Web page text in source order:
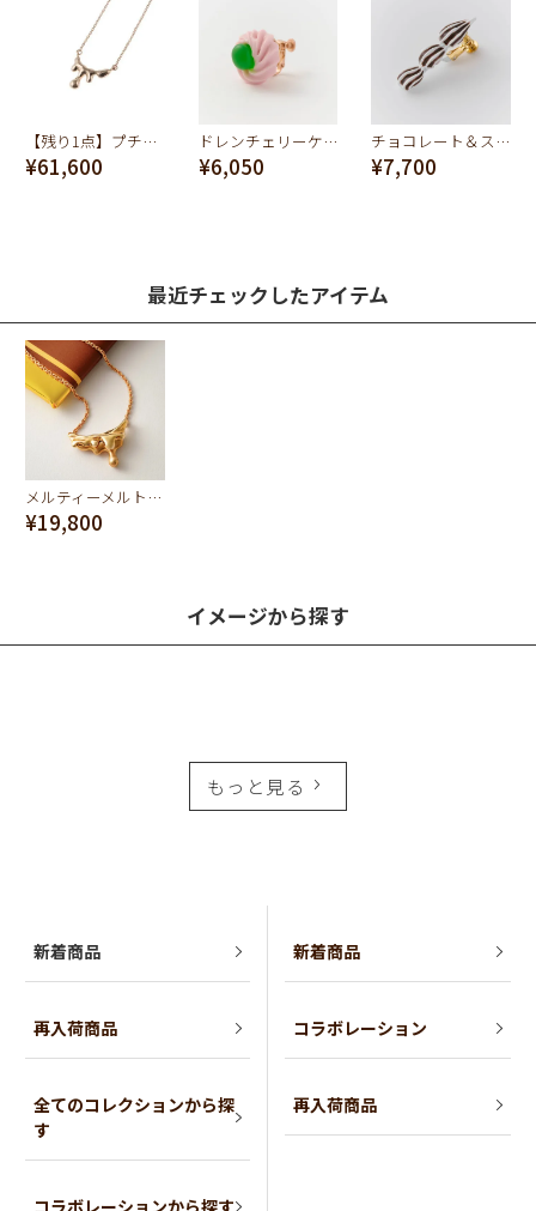
【残り1点】プチメルトネックレス(K10ピンクゴールド)
¥61,600
ドレンチェリーケーキ イヤリング-グリーン(ストロベリー)
¥6,050
チョコレート＆スウィートクリーミークリーム イヤリング
¥7,700
最近チェックしたアイテム
メルティーメルト ネックレス (ピンク×マットピンク)
¥19,800
イメージから探す
もっと見る
新着商品
再入荷商品
全てのコレクションから探
す
コラボレーションから探す
新着商品
コラボレーション
再入荷商品